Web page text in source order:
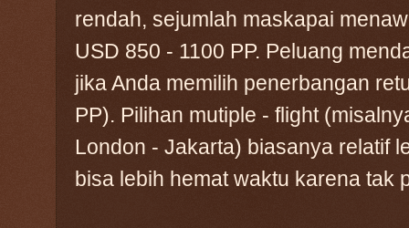
rendah, sejumlah maskapai
USD 850 - 1100 PP. Peluang
jika Anda memilih penerbangan
PP). Pilihan mutiple - flight
London - Jakarta) biasanya relatif
bisa lebih hemat waktu karena tak